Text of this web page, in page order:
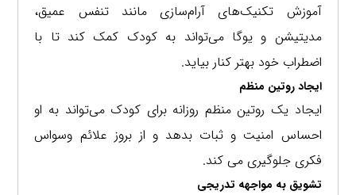
آموزش تکنیک‌های آرام‌سازی مانند تنفس عمیق،
مدیتیشن و یوگا می‌تواند به کودک کمک کند تا با
اضطراب خود بهتر کنار بیاید.
ایجاد روتین منظم
ایجاد یک روتین منظم روزانه برای کودک می‌تواند به او
احساس امنیت و ثبات بدهد و از بروز علائم وسواس
فکری جلوگیری می کند.
تشویق به مواجهه تدریجی